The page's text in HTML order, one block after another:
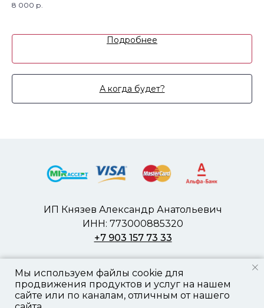
Мы используем файлы cookie для
продвижения продуктов и услуг на нашем
сайте или по каналам, отличным от нашего
8 000 р.
Подробнее
А когда будет?
ИП Князев Александр Анатольевич
ИНН: 773000885320
+7 903 157 73 33
©2023-2026
пользовательское соглашение
политика конфиденциальности